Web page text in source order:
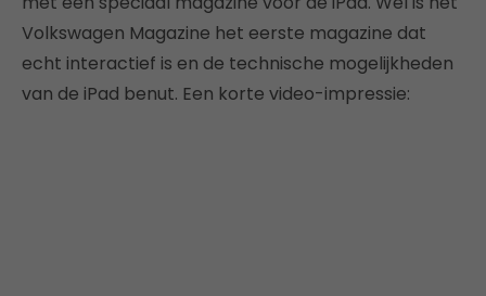
Volkswagen Magazine het eerste magazine dat
echt interactief is en de technische mogelijkheden
van de iPad benut. Een korte video-impressie: